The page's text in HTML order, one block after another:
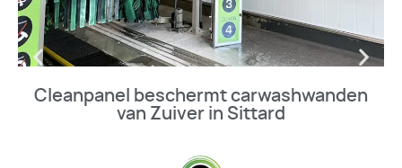
Cleanpanel beschermt carwashwanden
van Zuiver in Sittard